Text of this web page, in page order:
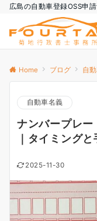
広島の自動車登録OSS申
Home ブログ 自
自動車名義
ナンバープレ
｜タイミングと
2025-11-30